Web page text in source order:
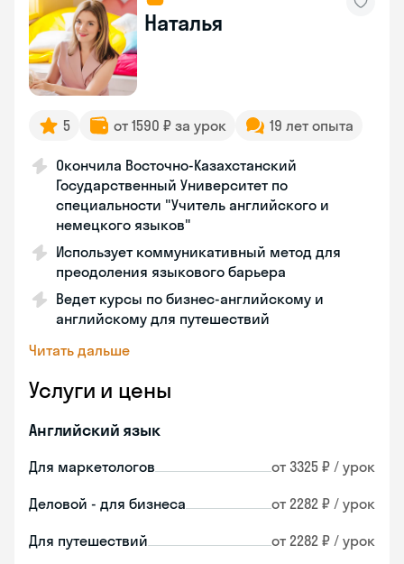
Наталья
5 от 1590 ₽ за урок 19 лет опыта
Окончила Восточно-Казахстанский
Государственный Университет по
специальности "Учитель английского и
немецкого языков"
Использует коммуникативный метод для
преодоления языкового барьера
Ведет курсы по бизнес-английскому и
английскому для путешествий
Читать дальше
Услуги и цены
Английский язык
Для маркетологов от 3325 ₽ / урок
Деловой - для бизнеса от 2282 ₽ / урок
Для путешествий от 2282 ₽ / урок